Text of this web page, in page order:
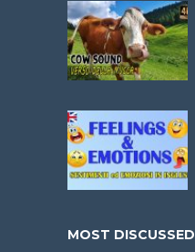
MOST DISCUSSED